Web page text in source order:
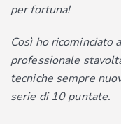
per fortuna!
Così ho ricominciato
professionale
tecniche sempre
serie di 10 puntate.